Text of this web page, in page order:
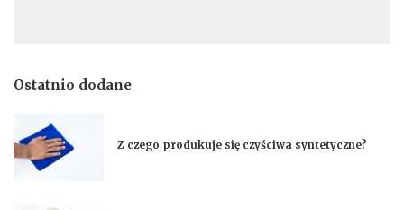
Ostatnio dodane
Z czego produkuje się czyściwa syntetyczne?